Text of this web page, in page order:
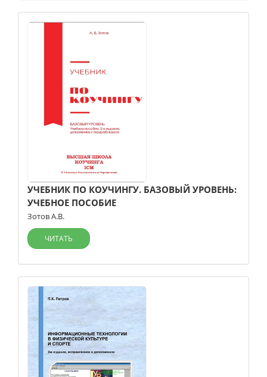
УЧЕБНИК ПО КОУЧИНГУ. БАЗОВЫЙ УРОВЕНЬ:
УЧЕБНОЕ ПОСОБИЕ
Зотов А.В.
ЧИТАТЬ